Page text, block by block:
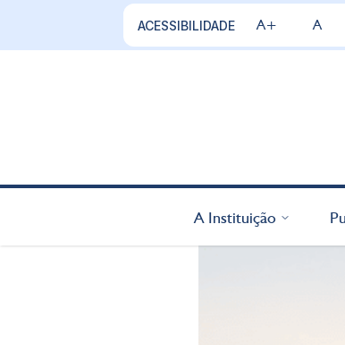
ACESSIBILIDADE A+ A
A Instituição